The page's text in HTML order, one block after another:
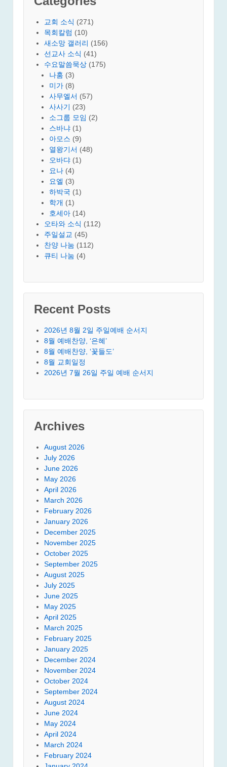
교회 소식 (271)
목회칼럼 (10)
새소망 갤러리 (156)
선교사 소식 (41)
수요말씀묵상 (175)
나훔 (3)
미가 (8)
사무엘서 (57)
사사기 (23)
소그룹 모임 (2)
스바냐 (1)
아모스 (9)
열왕기서 (48)
오바댜 (1)
요나 (4)
요엘 (3)
하박국 (1)
학개 (1)
호세아 (14)
오타와 소식 (112)
주일설교 (45)
찬양 나눔 (112)
큐티 나눔 (4)
Recent Posts
2026년 8월 2일 주일예배 순서지
8월 예배찬양, ‘은혜’
8월 예배찬양, ‘꽃들도’
8월 교회일정
2026년 7월 26일 주일 예배 순서지
Archives
August 2026
July 2026
June 2026
May 2026
April 2026
March 2026
February 2026
January 2026
December 2025
November 2025
October 2025
September 2025
August 2025
July 2025
June 2025
May 2025
April 2025
March 2025
February 2025
January 2025
December 2024
November 2024
October 2024
September 2024
August 2024
June 2024
May 2024
April 2024
March 2024
February 2024